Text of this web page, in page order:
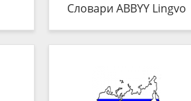
Словари ABBYY Lingvo